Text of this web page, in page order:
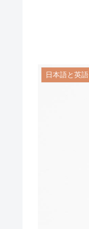
日本語と英語